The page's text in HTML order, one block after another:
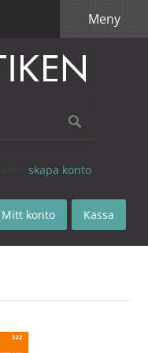
skapa konto
Mitt konto Kassa
Meny